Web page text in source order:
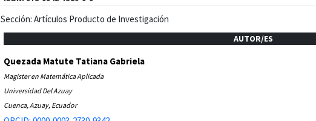
Sección: Artículos Producto de Investigación
AUTOR/ES
Quezada Matute Tatiana Gabriela
Magister en Matemática Aplicada
Universidad Del Azuay
Cuenca, Azuay, Ecuador